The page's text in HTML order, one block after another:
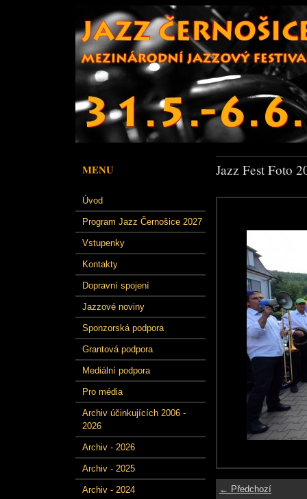
MENU
Úvod
Program Jazz Černošice 2027
Vstupenky
Kontakty
Dopravní spojení
Jazzové noviny
Sponzorská podpora
Grantová podpora
Mediální podpora
Pro média
Archiv účinkujících 2006 -
2026
Archiv - 2026
Archiv - 2025
Archiv - 2024
Jazz Fest Foto
← Předchozí